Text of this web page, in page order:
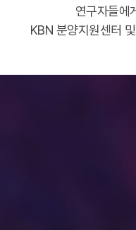
연구자들에
KBN 분양지원센터